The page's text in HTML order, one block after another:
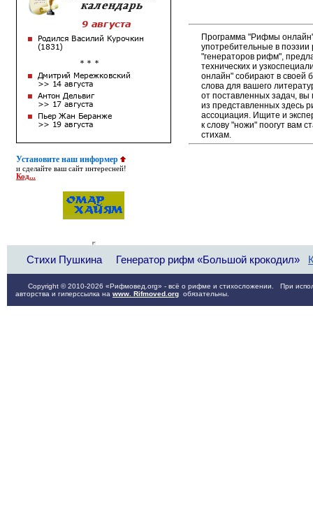
Установите наш информер
и сделайте ваш сайт интересней!
Код...
Программа "Рифмы
употребительные в
"генераторов рифм",
технических и
онлайн" собирают в своей
слова для вашего
от поставленных задач,
из представленных здесь
ассоциация. Ищите и
к слову "ножи" поогут вам
стихам.
Стихи Пушкина Генератор рифм «Большой крокодил»
Copyright © 2010-2026 «Рифмовед.org» - всё о рифме и стихосложении. При
авторства и гиперссылка на www. Rifmoved.org обязательны.